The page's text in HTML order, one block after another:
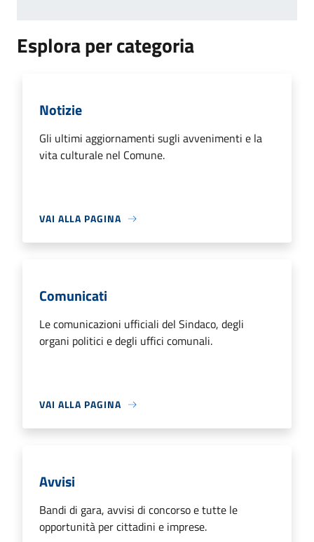
Esplora per categoria
Notizie
Gli ultimi aggiornamenti sugli avvenimenti e la
vita culturale nel Comune.
VAI ALLA PAGINA
Comunicati
Le comunicazioni ufficiali del Sindaco, degli
organi politici e degli uffici comunali.
VAI ALLA PAGINA
Avvisi
Bandi di gara, avvisi di concorso e tutte le
opportunità per cittadini e imprese.